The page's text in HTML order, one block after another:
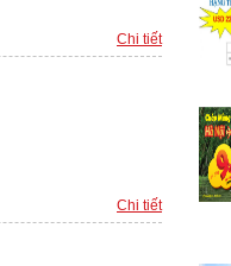
Chi tiết
Chi tiết